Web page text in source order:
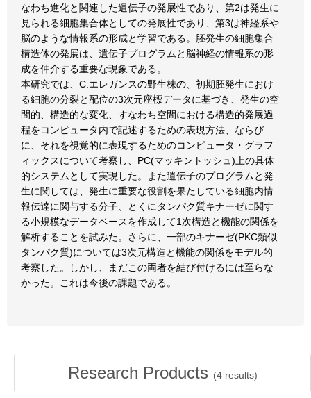
なわち進化と関連した遺伝子の発展性であり、第2は発生に
見られる細胞集合体としての発展性であり、第3は神経系や
脳のような情報系の形成と学習である。胚発生の細胞集合
構造体の発展は、遺伝子プログラムと脳神経の情報系の形
成を仲介する重要な現象である。
本研究では、C.エレガンスの野生株の、初期胚発生におけ
る細胞の分裂と配位の3次元座標データに基づき、発生の空
間的、構造的な変化、すなわち空間における構造的発展過
程をコンピュータ内で記述するための表現方法、ならび
に、それを視覚的に表現するためのコンピュータ・グラフ
ィックスについて考察し、PC(マッキントッシュ)上の具体
的システムとして実現した。また遺伝子のプログラムと発
生に関しては、発生に重要な役割を果たしている細胞内情
報伝達に関与する分子、とくにタンパク質キナーゼに関す
る小規模なデータベースを作成して1次構造と機能の関係を
解析することを試みた。さらに、一部のキナーゼ(PKC類似
タンパク質)については3次元構造と機能の関係をモデル的
考察した。しかし、まだこの両者を結び付けるには至らな
かった。これは今後の課題である。
Research Products (4results)